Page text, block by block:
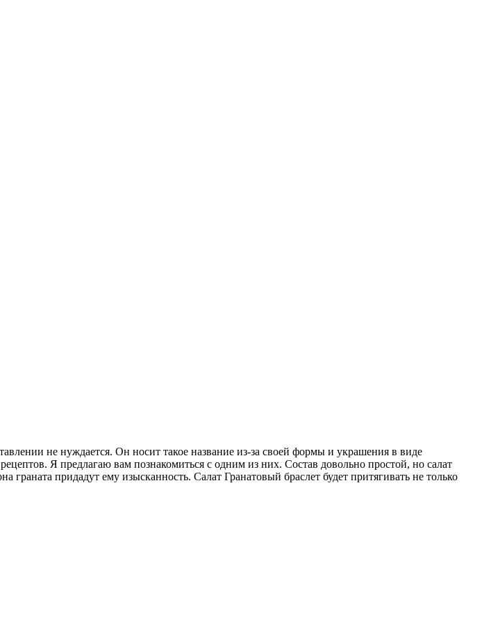
не нуждается. Он носит такое название из-за своей формы и украшения в виде
Я предлагаю вам познакомиться с одним из них. Состав довольно простой, но салат
придадут ему изысканность. Салат Гранатовый браслет будет притягивать не только